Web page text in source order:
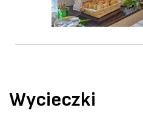
Wycieczki